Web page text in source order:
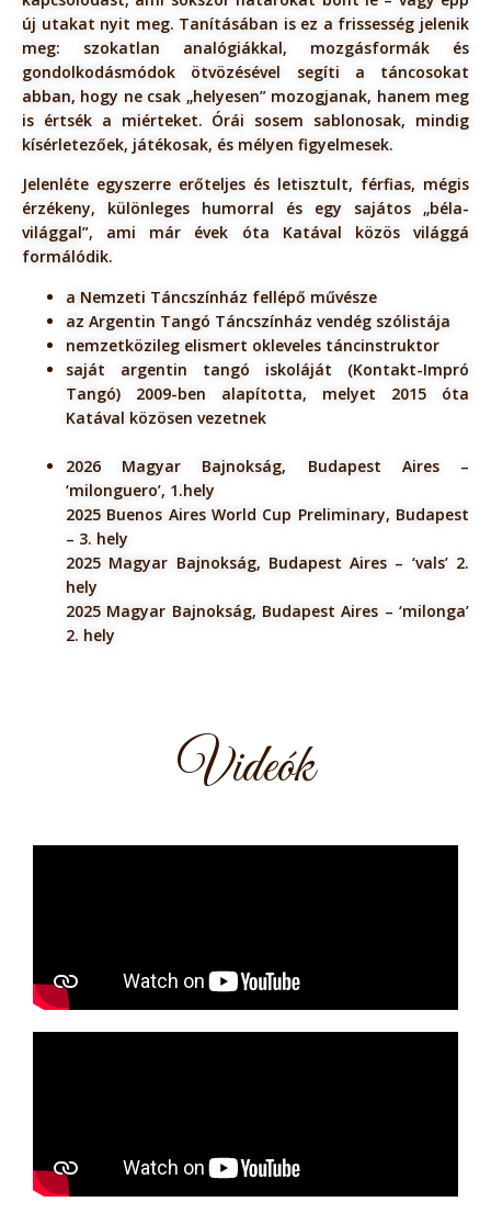
új utakat nyit meg. Tanításában is ez a frissesség jelenik
meg: szokatlan analógiákkal, mozgásformák és
gondolkodásmódok ötvözésével segíti a táncosokat
abban, hogy ne csak „helyesen” mozogjanak, hanem meg
is értsék a miérteket. Órái sosem sablonosak, mindig
kísérletezőek, játékosak, és mélyen figyelmesek.
Jelenléte egyszerre erőteljes és letisztult, férfias, mégis
érzékeny, különleges humorral és egy sajátos „béla-
világgal”, ami már évek óta Katával közös világgá
formálódik.
a Nemzeti Táncszínház fellépő művésze
az Argentin Tangó Táncszínház vendég szólistája
nemzetközileg elismert okleveles táncinstruktor
saját argentin tangó iskoláját (Kontakt-Impró
Tangó) 2009-ben alapította, melyet 2015 óta
Katával közösen vezetnek
2026 Magyar Bajnokság, Budapest Aires –
‘milonguero’, 1.hely
2025 Buenos Aires World Cup Preliminary, Budapest
– 3. hely
2025 Magyar Bajnokság, Budapest Aires – ‘vals’ 2.
hely
2025 Magyar Bajnokság, Budapest Aires – ‘milonga’
2. hely
Videók